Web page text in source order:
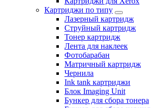
Картриджи по типу
Лазерный картридж
Струйный картридж
Тонер картридж
Лента для наклеек
Фотобарабан
Матричный картридж
Чернила
Ink tank картриджи
Блок Imaging Unit
Бункер для сбора тонера